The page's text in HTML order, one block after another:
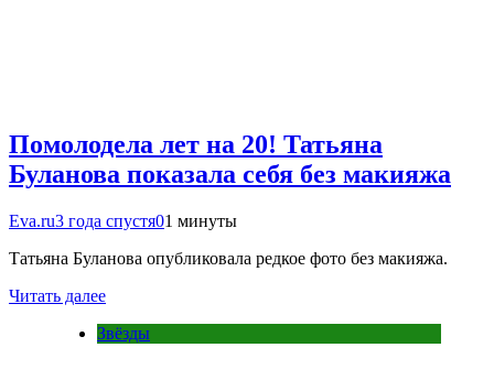
Помолодела лет на 20! Татьяна
Буланова показала себя без макияжа
Eva.ru3 года спустя01 минуты
Татьяна Буланова опубликовала редкое фото без макияжа.
Читать далее
Звёзды